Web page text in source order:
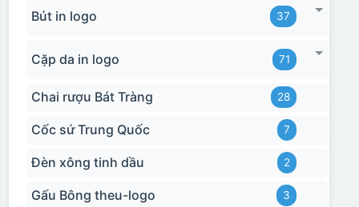
Bút in logo 37
Cặp da in logo 71
Chai rượu Bát Tràng 28
Cốc sứ Trung Quốc 7
Đèn xông tinh dầu 2
Gấu Bông theu-logo 3